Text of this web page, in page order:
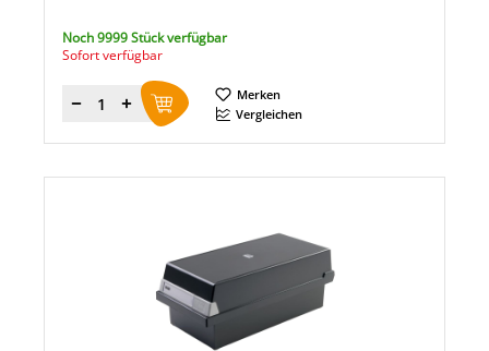
Noch 9999 Stück verfügbar
Sofort verfügbar
Menge
Merken
Vergleichen